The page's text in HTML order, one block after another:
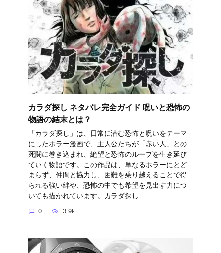
カラダ探し ネタバレ完全ガイド 呪いと恐怖の
物語の結末とは？
「カラダ探し」は、日常に潜む恐怖と呪いをテーマ
にしたホラー漫画で、主人公たちが「赤い人」との
死闘に巻き込まれ、絶望と恐怖のループを生き延び
ていく物語です。この作品は、単なるホラーにとど
まらず、仲間と協力し、困難を乗り越えることで得
られる強い絆や、恐怖の中でも希望を見出す力につ
いても描かれています。カラダ探し
0 3.9k.